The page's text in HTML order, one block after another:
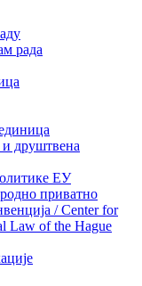
рада
и друштвена
ЕУ
приватно
/ Center for
Law of the Hague